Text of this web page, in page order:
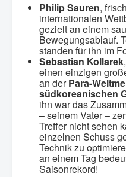
Philip Sauren,
internationalen
gezielt an einem
Bewegungsablauf.
standen für ihn im
Sebastian Kollarek
einen einzigen
an derPara-
südkoreanischen
ihn war das
– seinem Vater –
Treffer nicht sehen
einzelnen Schuss
Technik zu
an einem Tag
Saisonrekord!